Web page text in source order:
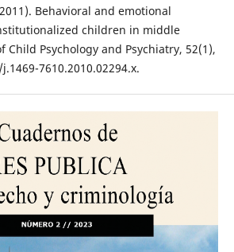
Behavioral and emotional
children in middle
Child Psychology and Psychiatry, 52(1),
7610.2010.02294.x.